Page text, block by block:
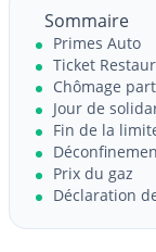
Sommaire
Primes Auto
Ticket
Chômage
Jour de
Fin de la
Prix du gaz
Déclaration